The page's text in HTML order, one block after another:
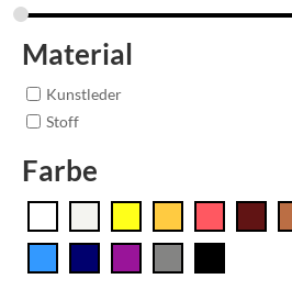
Material
Kunstleder
Stoff
Farbe